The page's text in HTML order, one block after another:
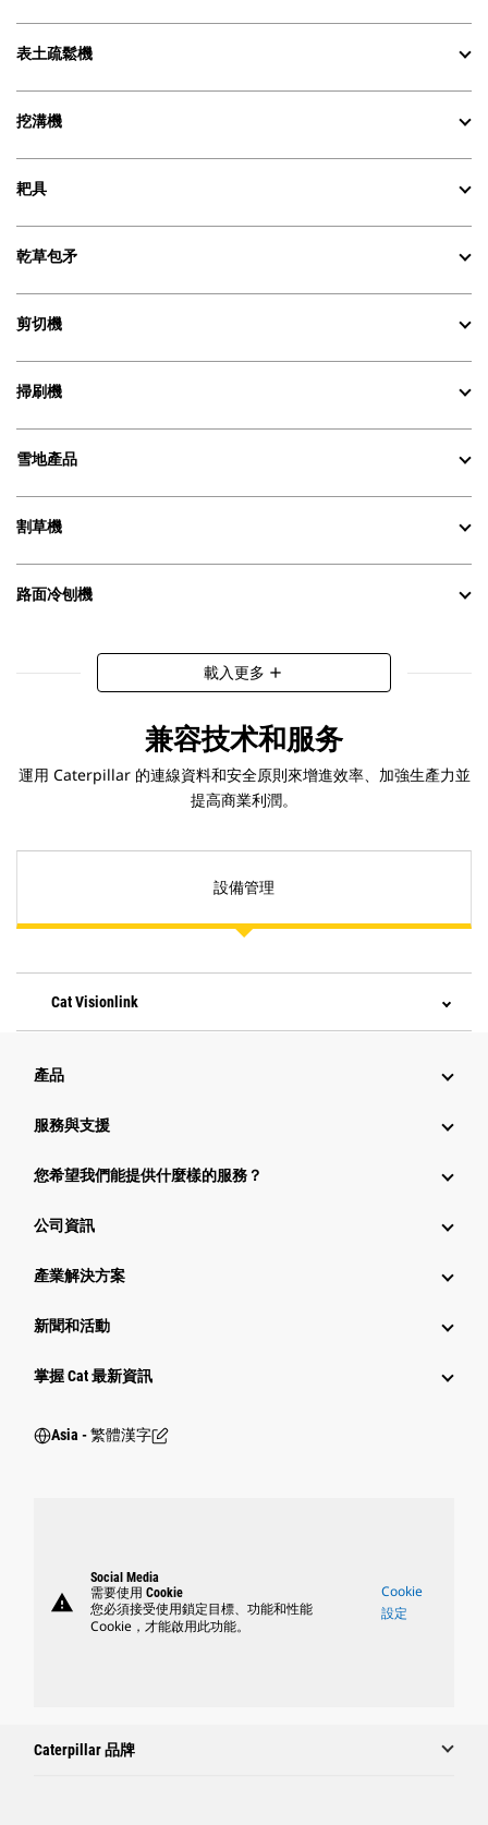
表土疏鬆機
挖溝機
耙具
乾草包矛
剪切機
掃刷機
雪地產品
割草機
路面冷刨機
載入更多 add
兼容技术和服务
運用 Caterpillar 的連線資料和安全原則來增進效率、加強生產力並
提高商業利潤。
設備管理
Cat Visionlink
產品
服務與支援
您希望我們能提供什麼樣的服務？
公司資訊
產業解決方案
新聞和活動
掌握 Cat 最新資訊
Asia - 繁體漢字
warning
Social Media
需要使用 Cookie
您必須接受使用鎖定目標、功能和性能
Cookie，才能啟用此功能。
Cookie
設定
Caterpillar 品牌